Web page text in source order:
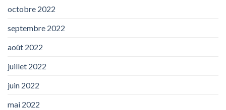
octobre 2022
septembre 2022
août 2022
juillet 2022
juin 2022
mai 2022